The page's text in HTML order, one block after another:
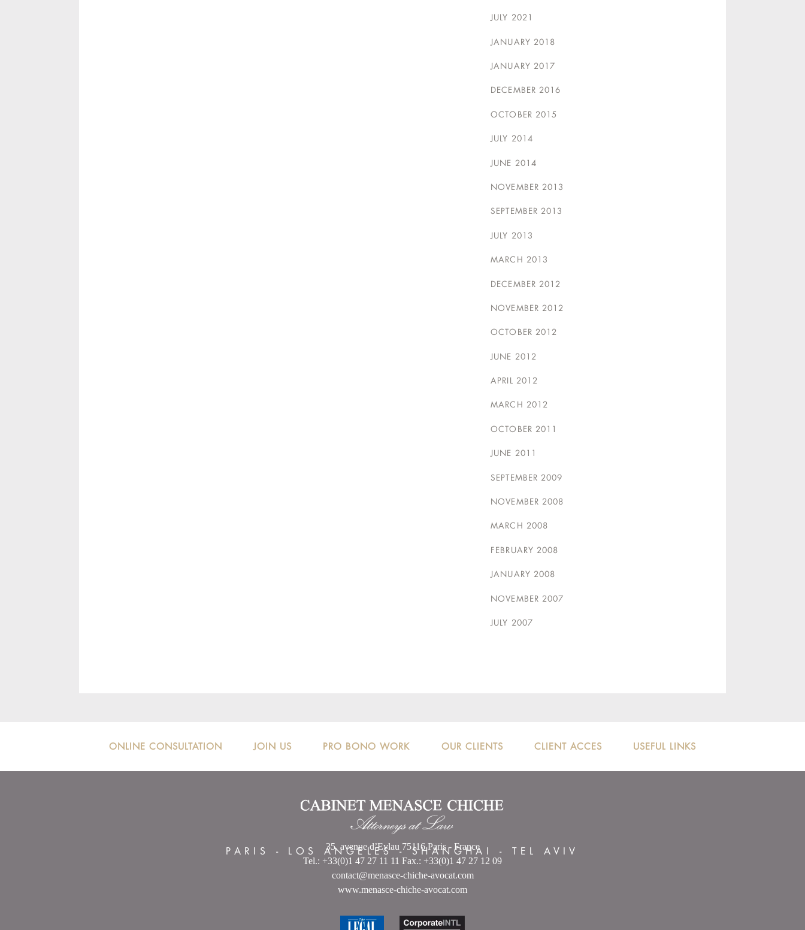
JULY 2021
JANUARY 2018
JANUARY 2017
DECEMBER 2016
OCTOBER 2015
JULY 2014
JUNE 2014
NOVEMBER 2013
SEPTEMBER 2013
JULY 2013
MARCH 2013
DECEMBER 2012
NOVEMBER 2012
OCTOBER 2012
JUNE 2012
APRIL 2012
MARCH 2012
OCTOBER 2011
JUNE 2011
SEPTEMBER 2009
NOVEMBER 2008
MARCH 2008
FEBRUARY 2008
JANUARY 2008
NOVEMBER 2007
JULY 2007
ONLINE CONSULTATION JOIN US PRO BONO WORK OUR CLIENTS CLIENT ACCES USEFUL LINKS
PARIS - LOS ANGELES-SHANGHAI - TEL AVIV
35, avenue d’Eylau 75116 Paris - France
Tel.: +33(0)1 47 27 11 11 Fax.: +33(0)1 47 27 12 09
contact@menasce-chiche-avocat.com
www.menasce-chiche-avocat.com